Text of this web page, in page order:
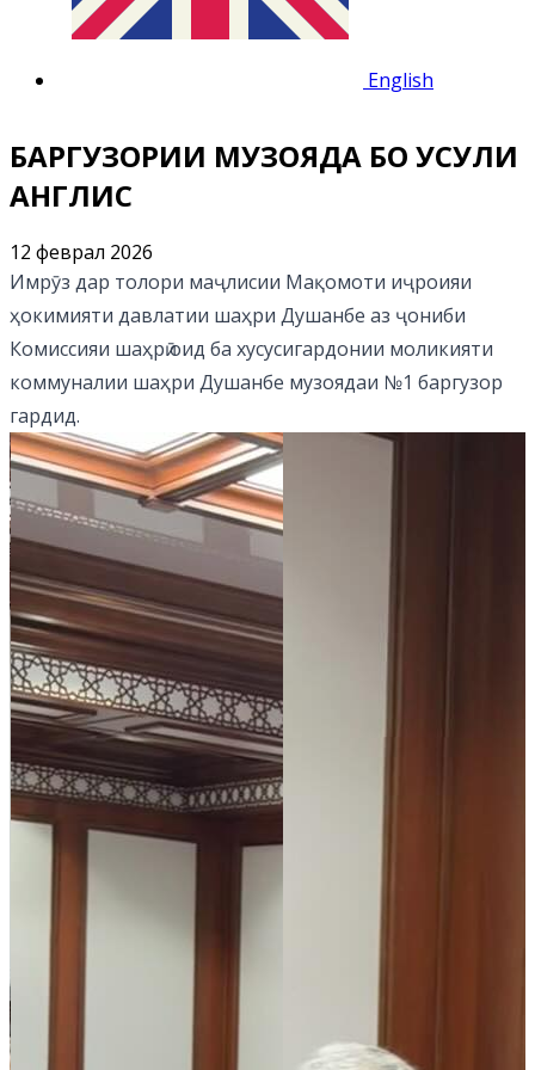
English
БАРГУЗОРИИ МУЗОЯДА БО УСУЛИ
АНГЛИСӢ
12 феврал 2026
Имрӯз дар толори маҷлисии Мақомоти иҷроияи
ҳокимияти давлатии шаҳри Душанбе аз ҷониби
Комиссияи шаҳрӣ оид ба хусусигардонии моликияти
коммуналии шаҳри Душанбе музоядаи №1 баргузор
гардид.